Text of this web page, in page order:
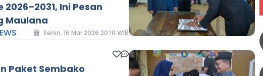
2026–2031, Ini Pesan
Maulana
Senin, 16 Mar 2026 20:10 WIB
Paket Sembako